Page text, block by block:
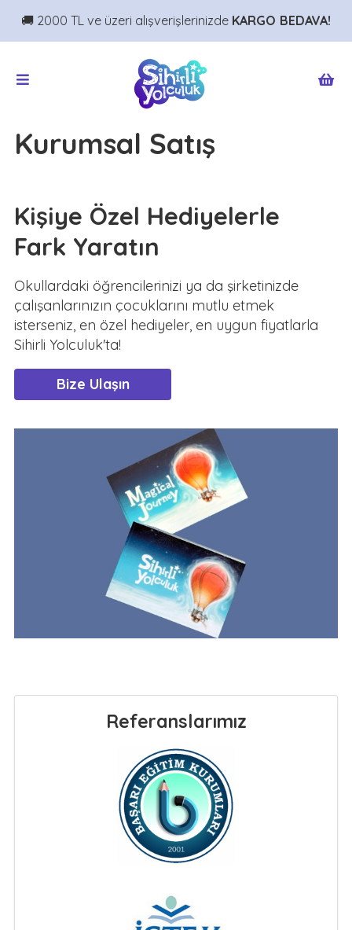
🚚 2000 TL ve üzeri alışverişlerinizde KARGO BEDAVA!
Kurumsal Satış
Kişiye Özel Hediyelerle
Fark Yaratın
Okullardaki öğrencilerinizi ya da şirketinizde
çalışanlarınızın çocuklarını mutlu etmek
isterseniz, en özel hediyeler, en uygun fiyatlarla
Sihirli Yolculuk'ta!
Bize Ulaşın
Referanslarımız